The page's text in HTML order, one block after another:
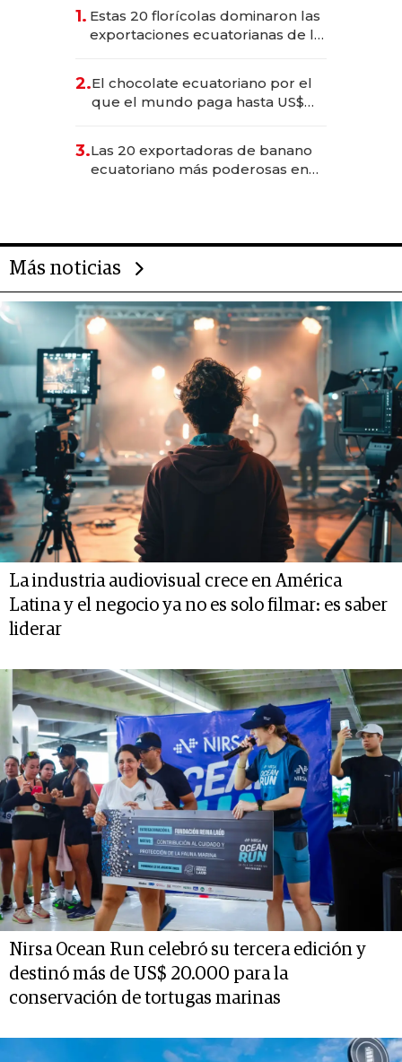
1. Estas 20 florícolas dominaron las
exportaciones ecuatorianas de la
2.El chocolate ecuatoriano por el
que el mundo paga hasta US$
3.Las 20 exportadoras de banano
ecuatoriano más poderosas en
Más noticias
La industria audiovisual crece en América
Latina y el negocio ya no es solo filmar: es saber
liderar
Nirsa Ocean Run celebró su tercera edición y
destinó más de US$ 20.000 para la
conservación de tortugas marinas